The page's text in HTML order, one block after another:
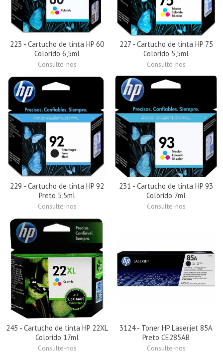
223 - Cartucho de tinta HP 60
Colorido 6,5ml
Consulte-nos
227 - Cartucho de tinta HP 75
Colorido 5,5ml
Consulte-nos
229 - Cartucho de tinta HP 92
Preto 5,5ml
Consulte-nos
231 - Cartucho de tinta HP 93
Colorido 7ml
Consulte-nos
245 - Cartucho de tinta HP 22XL
Colorido 17ml
Consulte-nos
3124 - Toner HP Laserjet 85A
Preto CE285AB
Consulte-nos